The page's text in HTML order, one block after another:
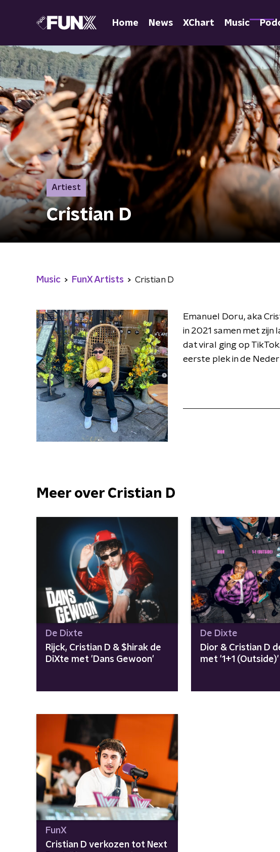
Home News XChart Music
Artiest
Cristian D
Music FunX Artists Cristian D
Emanuel Doru, aka
in 2021 samen met
dat viral ging op
eerste plek in de
Meer over Cristian D
De Dixte
Rijck, Cristian D & $hirak de
DiXte met 'Dans Gewoon'
De Dixte
Dior & Cristian D
met '1+1 (Outside)'
FunX
Cristian D verkozen tot Next